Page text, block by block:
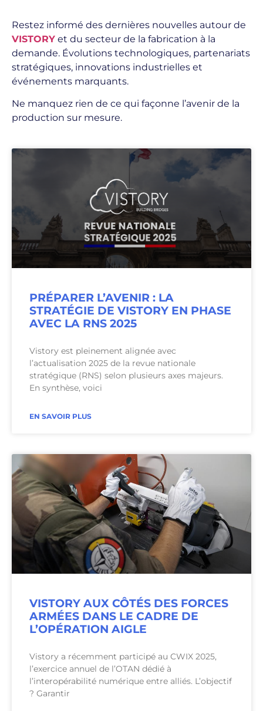
Restez informé des dernières nouvelles autour de
VISTORY et du secteur de la fabrication à la
demande. Évolutions technologiques, partenariats
stratégiques, innovations industrielles et
événements marquants.
Ne manquez rien de ce qui façonne l’avenir de la
production sur mesure.
PRÉPARER L’AVENIR : LA
STRATÉGIE DE VISTORY EN PHASE
AVEC LA RNS 2025
Vistory est pleinement alignée avec
l’actualisation 2025 de la revue nationale
stratégique (RNS) selon plusieurs axes majeurs.
En synthèse, voici
EN SAVOIR PLUS
VISTORY AUX CÔTÉS DES FORCES
ARMÉES DANS LE CADRE DE
L’OPÉRATION AIGLE
Vistory a récemment participé au CWIX 2025,
l’exercice annuel de l’OTAN dédié à
l’interopérabilité numérique entre alliés. L’objectif
? Garantir